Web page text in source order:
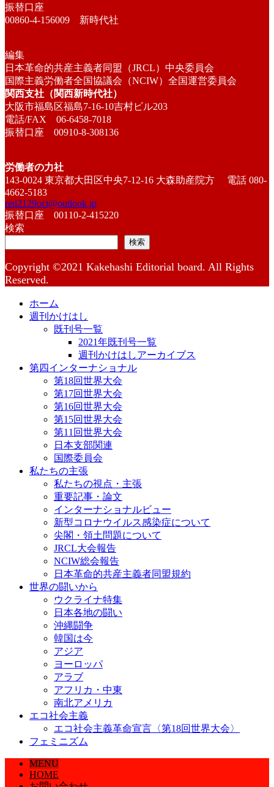
振替口座
00860-4-156009 新時代社
編集
日本革命的共産主義者同盟（JRCL）中央委員会
国際主義労働者全国協議会（NCIW）全国運営委員会
関西支社（関西新時代社）
大阪市福島区福島7-16-10吉村ビル203
電話/FAX 06-6458-7018
振替口座 00910-8-308136
労働者の力社
143-0024 東京都大田区中央7-12-16 大森助産院方 電話 080-
4662-5183
red2129oct@outlook.jp
振替口座 00110-2-415220
検索
検索
Copyright ©2021 Kakehashi Editorial board. All Rights
Reserved.
ホーム
週刊かけはし
既刊号一覧
2021年既刊号一覧
週刊かけはしアーカイブス
第四インターナショナル
第18回世界大会
第17回世界大会
第16回世界大会
第15回世界大会
第11回世界大会
日本支部関連
国際委員会
私たちの主張
私たちの視点・主張
重要記事・論文
インターナショナルビュー
新型コロナウイルス感染症について
尖閣・領土問題について
JRCL大会報告
NCIW総会報告
日本革命的共産主義者同盟規約
世界の闘いから
ウクライナ特集
日本各地の闘い
沖縄闘争
韓国は今
アジア
ヨーロッパ
アラブ
アフリカ・中東
南北アメリカ
エコ社会主義
エコ社会主義革命宣言〈第18回世界大会〉
フェミニズム
MENU
HOME